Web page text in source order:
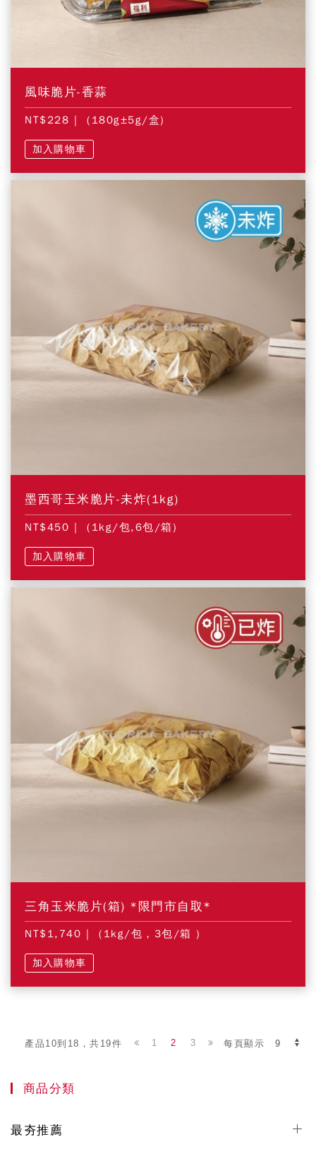
風味脆片-香蒜
NT$228 | (180g±5g/盒)
加入購物車
墨西哥玉米脆片-未炸(1kg)
NT$450 | (1kg/包,6包/箱)
加入購物車
三角玉米脆片(箱) *限門市自取*
NT$1,740 | (1kg/包，3包/箱 )
加入購物車
產品10到18，共19件 每頁顯示
1 2 3
商品分類
最夯推薦